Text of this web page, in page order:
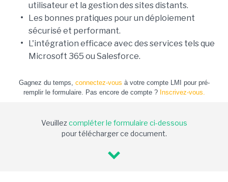
utilisateur et la gestion des sites distants.
•
Les bonnes pratiques pour un déploiement
sécurisé et performant.
•
L'intégration efficace avec des services tels que
Microsoft 365 ou Salesforce.
Gagnez du temps, connectez-vous à votre compte LMI pour pré-
remplir le formulaire. Pas encore de compte ? Inscrivez-vous.
Veuillezcompléter le formulaire ci-dessous
pour télécharger ce document.